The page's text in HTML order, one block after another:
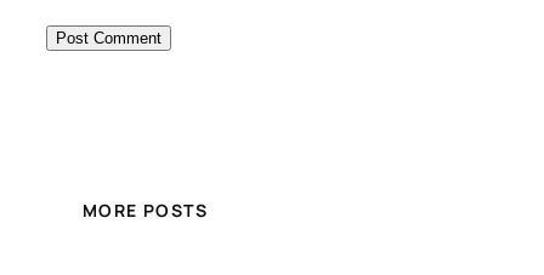
MORE POSTS